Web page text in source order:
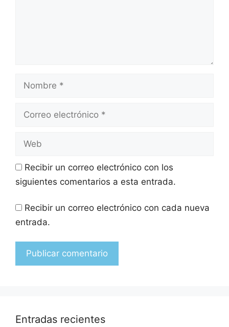
Recibir un correo electrónico con los
siguientes comentarios a esta entrada.
Recibir un correo electrónico con cada nueva
entrada.
Entradas recientes